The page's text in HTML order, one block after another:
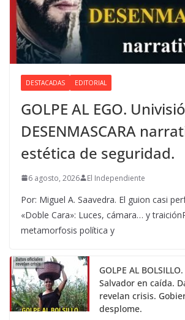
DESTACADAS EDITORIAL
GOLPE AL EGO.
DESENMASCARA
estética de seguridad.
6 agosto, 2026 El Independiente
Por: Miguel A. Saavedra. El guion casi
«Doble Cara»: Luces, cámara… y
metamorfosis política y
GOLPE AL
Salvador en caída.
revelan crisis.
desplome.